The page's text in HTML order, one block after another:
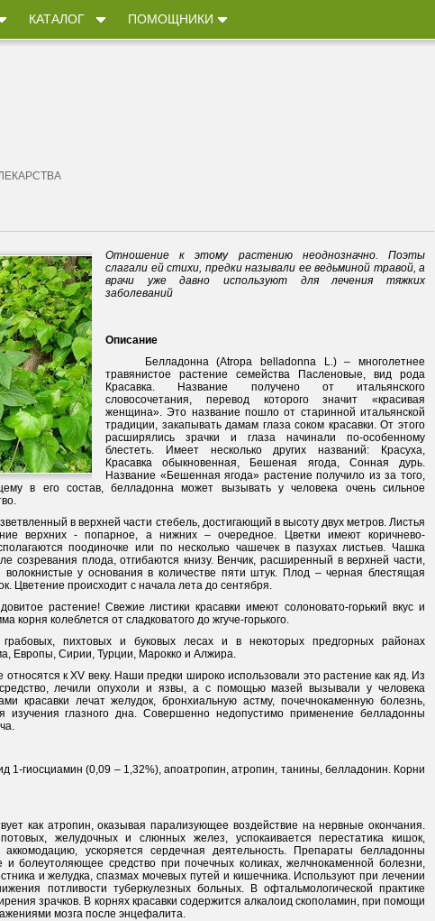
КАТАЛОГ ПОМОЩНИКИ
Отношение к этому растению неоднозначно. Поэты
слагали ей стихи, предки называли ее ведьминой травой, а
врачи уже давно используют для лечения тяжких
заболеваний
Описание
Белладонна (Atropa belladonna L.) – многолетнее
травянистое растение семейства Пасленовые, вид рода
Красавка. Название получено от итальянского
словосочетания, перевод которого значит «красивая
женщина». Это название пошло от старинной итальянской
традиции, закапывать дамам глаза соком красавки. От этого
расширялись зрачки и глаза начинали по-особенному
блестеть. Имеет несколько других названий: Красуха,
Красавка обыкновенная, Бешеная ягода, Сонная дурь.
Название «Бешенная ягода» растение получило из за того,
в его состав, белладонна может вызывать у человека очень сильное
в верхней части стебель, достигающий в высоту двух метров. Листья
верхних - попарное, а нижних – очередное. Цветки имеют коричнево-
поодиночке или по несколько чашечек в пазухах листьев. Чашка
созревания плода, отгибаются книзу. Венчик, расширенный в верхней части,
у основания в количестве пяти штук. Плод – черная блестящая
Цветение происходит с начала лета до сентября.
растение! Свежие листики красавки имеют солоновато-горький вкус и
корня колеблется от сладковатого до жгуче-горького.
пихтовых и буковых лесах и в некоторых предгорных районах
Европы, Сирии, Турции, Марокко и Алжира.
к XV веку. Наши предки широко использовали это растение как яд. Из
средство, лечили опухоли и язвы, а с помощью мазей вызывали у человека
красавки лечат желудок, бронхиальную астму, почечнокаменную болезнь,
изучения глазного дна. Совершенно недопустимо применение белладонны
1-гиосциамин (0,09 – 1,32%), апоатропин, атропин, танины, белладонин. Корни
как атропин, оказывая парализующее воздействие на нервные окончания.
желудочных и слюнных желез, успокаивается перестатика кишок,
ускоряется сердечная деятельность. Препараты белладонны
и болеутоляющее средство при почечных коликах, желчнокаменной болезни,
и желудка, спазмах мочевых путей и кишечника. Используют при лечении
потливости туберкулезных больных. В офтальмологической практике
зрачков. В корнях красавки содержится алкалоид скополамин, при помощи
мозга после энцефалита.